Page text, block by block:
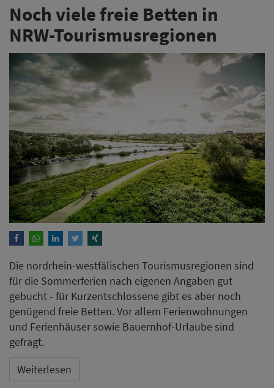
Noch viele freie Betten in
NRW-Tourismusregionen
Die nordrhein-westfälischen Tourismusregionen sind
für die Sommerferien nach eigenen Angaben gut
gebucht - für Kurzentschlossene gibt es aber noch
genügend freie Betten. Vor allem Ferienwohnungen
und Ferienhäuser sowie Bauernhof-Urlaube sind
gefragt.
Weiterlesen